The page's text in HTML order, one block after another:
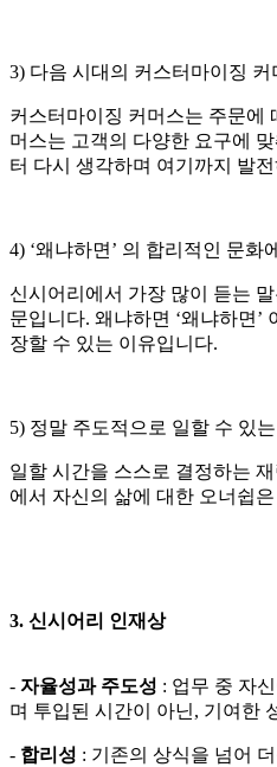
3) 다음 시대의 커스터마이징
커스터마이징 커머스는 주문에
머스는 고객의 다양한 요구에
터 다시 생각하며 여기까지 발
4) ‘왜냐하면’ 의 합리적인 문화
신시어리에서 가장 많이 듣는
문입니다. 왜냐하면 ‘왜냐하면
장할 수 있는 이유입니다.
5) 정말 주도적으로 일할 수 있
일할 시간을 스스로 결정하는
에서 자신의 삶에 대한 오너쉽
3. 신시어리 인재상
- 자율성과 주도성 : 업무 중 자
며 투입된 시간이 아닌, 기여한
- 합리성 : 기존의 상식을 넘어